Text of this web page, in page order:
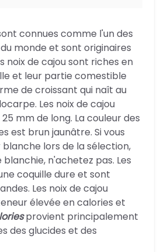
connues comme l'un des
monde et sont originaires
noix de cajou sont riches en
et leur partie comestible
de croissant qui naît au
Les noix de cajou
mm de long. La couleur des
est brun jaunâtre. Si vous
lors de la sélection,
n'achetez pas. Les
coquille dure et sont
Les noix de cajou
élevée en calories et
provient principalement
des glucides et des